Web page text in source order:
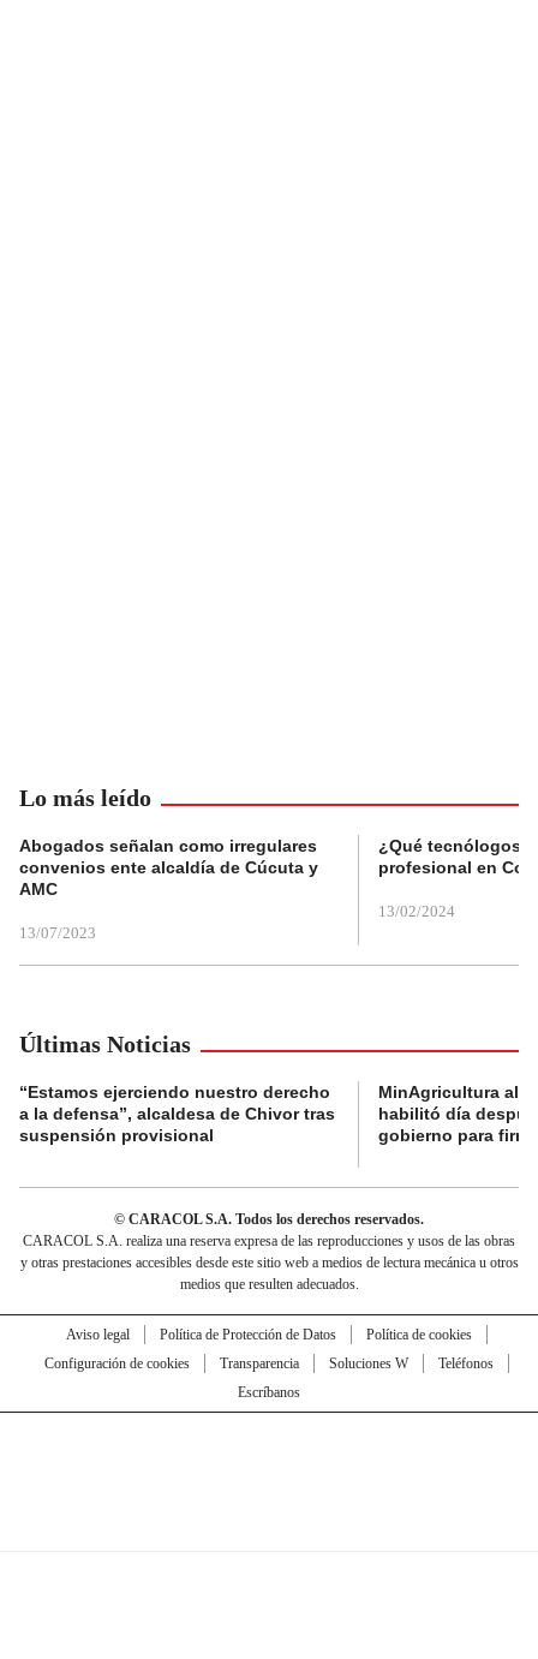
Lo más leído
Abogados señalan como irregulares
convenios ente alcaldía de Cúcuta y
AMC
13/07/2023
¿Qué tecnólogos
profesional en
13/02/2024
Últimas Noticias
“Estamos ejerciendo nuestro derecho
a la defensa”, alcaldesa de Chivor tras
suspensión provisional
MinAgricultura
habilitó día
gobierno para
© CARACOL S.A. Todos los derechos reservados.
CARACOL S.A. realiza una reserva expresa de las reproducciones y usos de las obras
y otras prestaciones accesibles desde este sitio web a medios de lectura mecánica u otros
medios que resulten adecuados.
Aviso legal Política de Protección de Datos
Política de cookies
Configuración de cookies
Transparencia Soluciones W
Teléfonos
Escríbanos